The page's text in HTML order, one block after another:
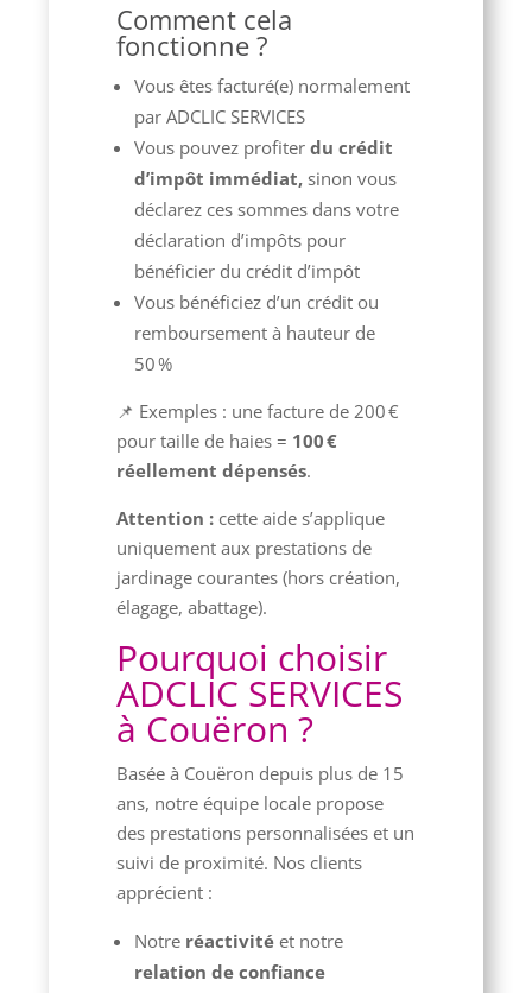
Comment cela
fonctionne ?
Vous êtes facturé(e) normalement
par ADCLIC SERVICES
Vous pouvez profiter du crédit
d’impôt immédiat, sinon vous
déclarez ces sommes dans votre
déclaration d’impôts pour
bénéficier du crédit d’impôt
Vous bénéficiez d’un crédit ou
remboursement à hauteur de
50 %
📌 Exemples : une facture de 200 €
pour taille de haies = 100 €
réellement dépensés.
Attention :cette aide s’applique
uniquement aux prestations de
jardinage courantes (hors création,
élagage, abattage).
Pourquoi choisir
ADCLIC SERVICES
à Couëron ?
Basée à Couëron depuis plus de 15
ans, notre équipe locale propose
des prestations personnalisées et un
suivi de proximité. Nos clients
apprécient :
Notre réactivitéet notre
relation de confiance